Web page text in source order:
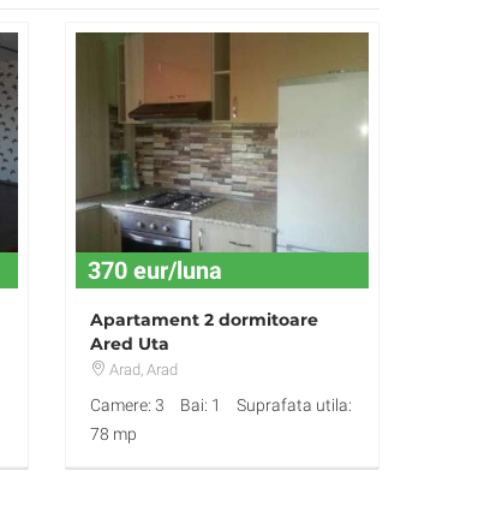
370 eur/luna
Apartament 2 dormitoare
Ared Uta
Arad, Arad
Camere: 3 Bai: 1
Suprafata utila:
78 mp